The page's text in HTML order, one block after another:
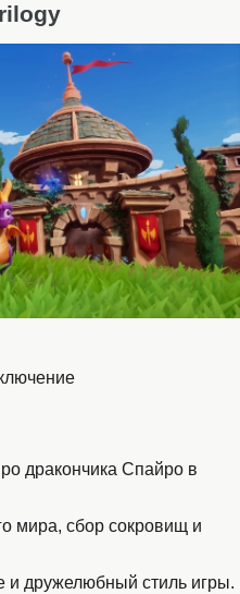
дракончика Спайро в
мира, сбор сокровищ и
и дружелюбный стиль игры.